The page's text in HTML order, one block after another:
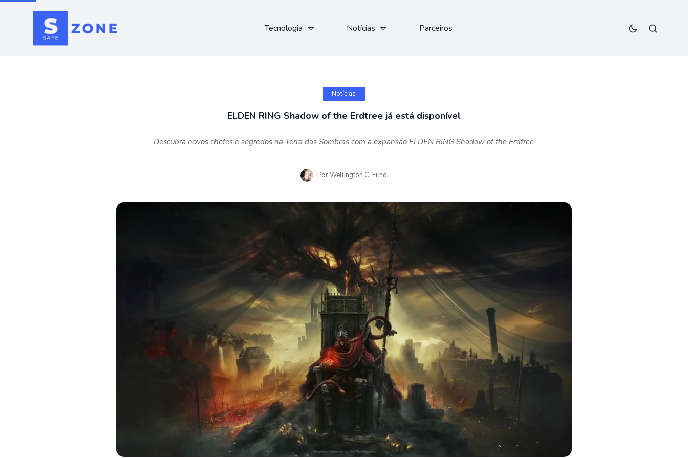
Tecnologia Notícias Parceiros
Notícias
ELDEN RING Shadow of the Erdtree já está disponível
Descubra novos chefes e segredos na Terra das Sombras com a expansão ELDEN RING Shadow of the Erdtree
PorWellington C. Filho